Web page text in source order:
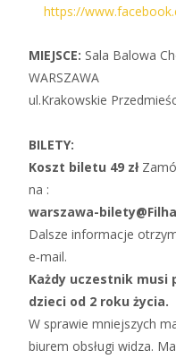
https://
MIEJSCE: Sala Balowa
WARSZAWA
ul.Krakowskie
BILETY:
Koszt biletu 49 zł
na :
warszawa-
Dalsze informacje
e‑mail.
Każdy uczestnik musi
dzieci od 2 roku życia.
W sprawie mniejszych
biurem obsługi widza.